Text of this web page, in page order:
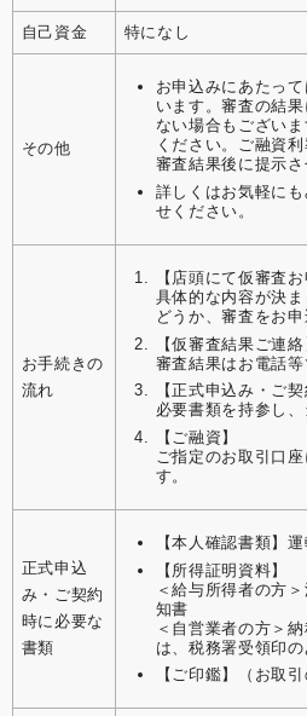
自己資金 特になし
その他
お申込みにあたっ
います。審査の結
ない場合もござい
ください。ご融資
審査結果後に提示さ
詳しくはお気軽に
せください。
お手続きの
流れ
【店頭にて仮審査お
具体的な内容が決
どうか、審査をお申
【仮審査結果ご連絡
審査結果はお電話等
【正式申込み・ご契
必要書類を持参し
【ご融資】
ご指定のお取引口
す。
正式申込
み・ご契約
時に必要な
書類
【本人確認書類】
【所得証明資料】
＜給与所得者の方
知書
＜自営業者の方＞
は、税務署受領印
【ご印鑑】（お取